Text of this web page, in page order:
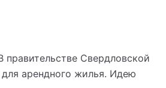
Свердловской
арендного жилья. Идею